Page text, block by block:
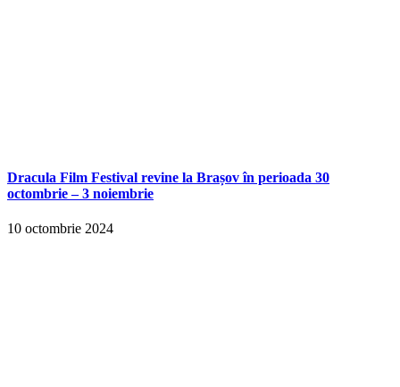
Dracula Film Festival revine la Brașov în perioada 30
octombrie – 3 noiembrie
10 octombrie 2024